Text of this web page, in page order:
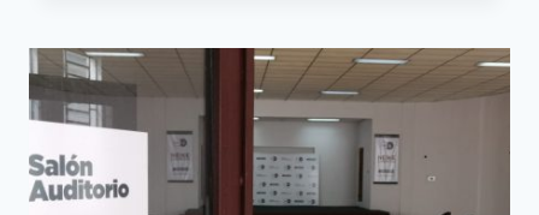
LA
MUNICIPALIDAD
DE
APOYA
SEGUNDA